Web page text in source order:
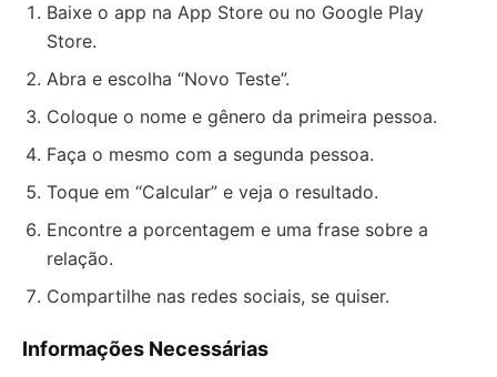
Baixe o app na App Store ou no Google Play
Store.
Abra e escolha “Novo Teste”.
Coloque o nome e gênero da primeira pessoa.
Faça o mesmo com a segunda pessoa.
Toque em “Calcular” e veja o resultado.
Encontre a porcentagem e uma frase sobre a
relação.
Compartilhe nas redes sociais, se quiser.
Informações Necessárias